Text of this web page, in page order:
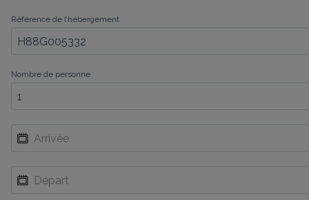
Référence de l’hébergement
Nombre de personne